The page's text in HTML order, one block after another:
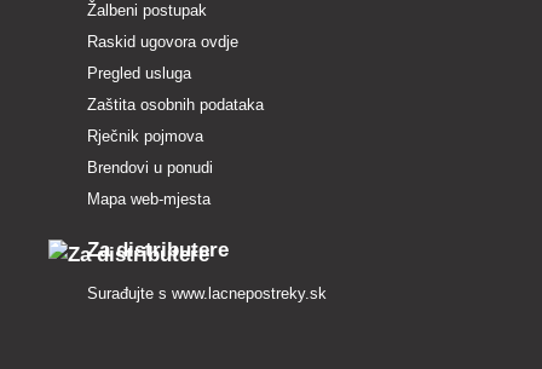
Žalbeni postupak
Raskid ugovora ovdje
Pregled usluga
Zaštita osobnih podataka
Rječnik pojmova
Brendovi u ponudi
Mapa web-mjesta
Za distributere
Surađujte s www.lacnepostreky.sk